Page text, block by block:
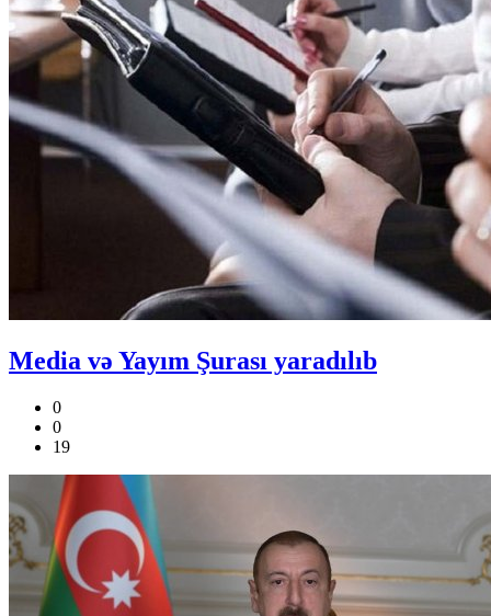
Media və Yayım Şurası yaradılıb
0
0
19